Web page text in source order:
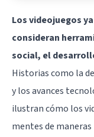
Los videojuegos
consideran
social, el
Historias como la
y los avances
ilustran cómo los
mentes de